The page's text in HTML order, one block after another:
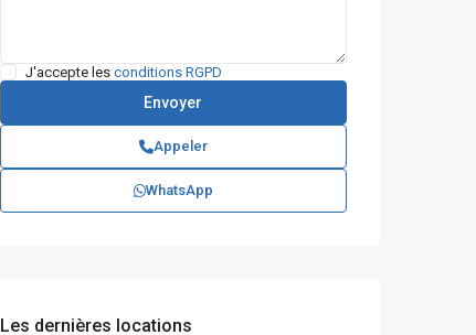
J'accepte les conditions RGPD
Appeler
WhatsApp
Les dernières locations